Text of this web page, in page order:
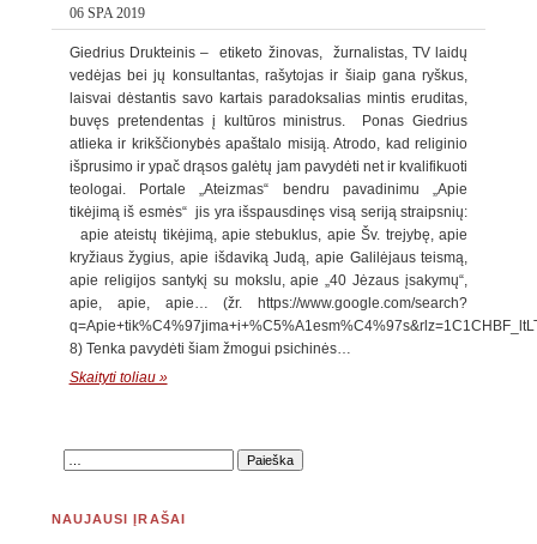
06 SPA 2019
Giedrius Drukteinis – etiketo žinovas, žurnalistas, TV laidų
vedėjas bei jų konsultantas, rašytojas ir šiaip gana ryškus,
laisvai dėstantis savo kartais paradoksalias mintis eruditas,
buvęs pretendentas į kultūros ministrus. Ponas Giedrius
atlieka ir krikščionybės apaštalo misiją. Atrodo, kad religinio
išprusimo ir ypač drąsos galėtų jam pavydėti net ir kvalifikuoti
teologai. Portale „Ateizmas“ bendru pavadinimu „Apie
tikėjimą iš esmės“ jis yra išspausdinęs visą seriją straipsnių:
apie ateistų tikėjimą, apie stebuklus, apie Šv. trejybę, apie
kryžiaus žygius, apie išdaviką Judą, apie Galilėjaus teismą,
apie religijos santykį su mokslu, apie „40 Jėzaus įsakymų“,
apie, apie, apie… (žr. https://www.google.com/search?
8) Tenka pavydėti šiam žmogui psichinės…
Skaityti toliau »
NAUJAUSI ĮRAŠAI